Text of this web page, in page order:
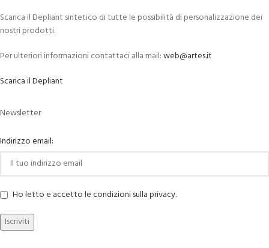
Scarica il Depliant sintetico di tutte le possibilità di personalizzazione dei
nostri prodotti.
Per ulteriori informazioni contattaci alla mail:web@artes.it
Scarica il Depliant
Newsletter
Indirizzo email:
Ho letto e accetto le condizioni sulla privacy.